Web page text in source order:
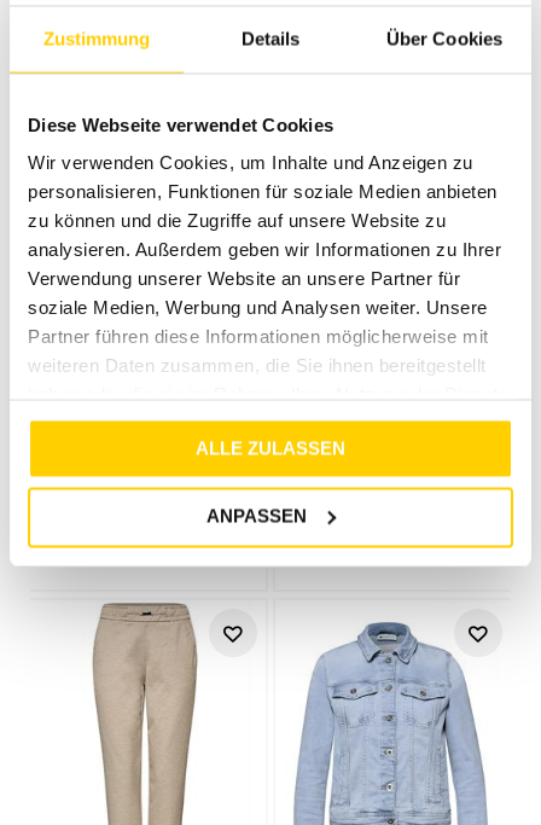
Zustimmung Details Über Cookies
Diese Webseite verwendet Cookies
Wir verwenden Cookies, um Inhalte und Anzeigen zu
personalisieren, Funktionen für soziale Medien anbieten
zu können und die Zugriffe auf unsere Website zu
analysieren. Außerdem geben wir Informationen zu Ihrer
Verwendung unserer Website an unsere Partner für
soziale Medien, Werbung und Analysen weiter. Unsere
Partner führen diese Informationen möglicherweise mit
weiteren Daten zusammen, die Sie ihnen bereitgestellt
gesammelt haben.
ALLE ZULASSEN
ANPASSEN
STREET ONE
€39,99
BASIC PULLOVER MIT U-BOOT-AUSSCHNITT RUSTIC ROUGE